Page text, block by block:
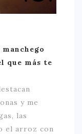
manchego
que más te
y me
las
el arroz con